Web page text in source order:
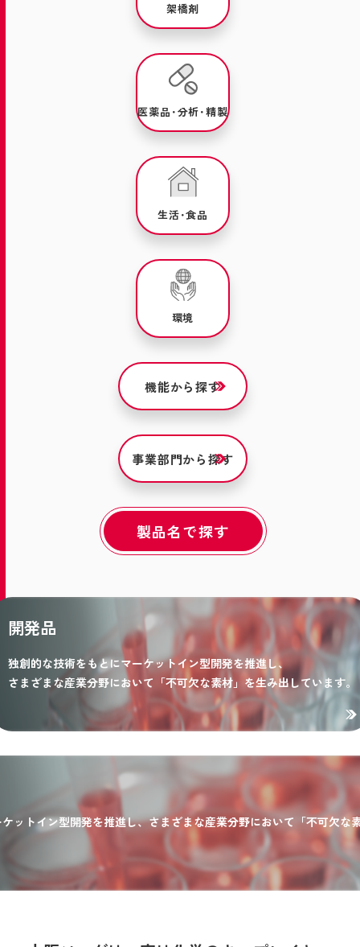
架橋剤
医薬品･分析･精製
生活･食品
環境
機能から探す
事業部門から探す
製品名で探す
開発品
独創的な技術をもとにマーケットイン型開発を推進し、
さまざまな産業分野において「不可欠な素材」を生み出しています。
ットイン型開発を推進し、さまざまな産業分野において「不可欠な